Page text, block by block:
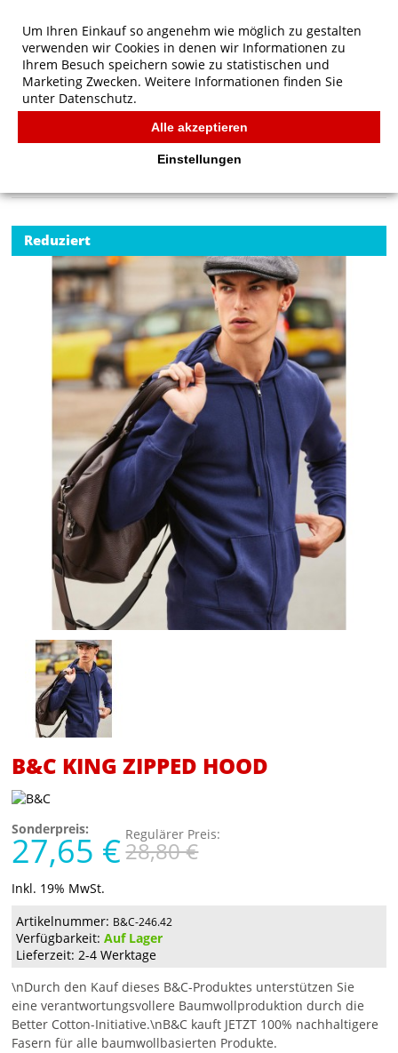
B&C KING Zipped Hood
Reduziert
B&C KING ZIPPED HOOD
Sonderpreis:
27,65 € Regulärer Preis:
28,80 €
Inkl. 19% MwSt.
Artikelnummer: B&C-246.42
Verfügbarkeit:Auf Lager
Lieferzeit: 2-4 Werktage
\nDurch den Kauf dieses B&C-Produktes unterstützen Sie
eine verantwortungsvollere Baumwollproduktion durch die
Better Cotton-Initiative.\nB&C kauft JETZT 100% nachhaltigere
Fasern für alle baumwollbasierten Produkte.
Um Ihren Einkauf so angenehm wie möglich zu gestalten
verwenden wir Cookies in denen wir Informationen zu
Ihrem Besuch speichern sowie zu statistischen und
Marketing Zwecken. Weitere Informationen finden Sie
unter Datenschutz.
Alle akzeptieren
Einstellungen